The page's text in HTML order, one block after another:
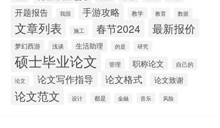
开题报告 我国 手游攻略 教学 教育 数据
文章列表 施工 春节2024 最新报价
梦幻西游 浅谈 生活助理 的是 研究
硕士毕业论文 管理 职称论文 自己的
论文 论文写作指导 论文格式 论文致谢
论文范文 设计 都是 金融 音乐 风险